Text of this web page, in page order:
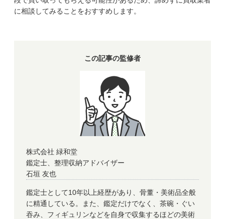
に相談してみることをおすすめします。
この記事の監修者
株式会社 緑和堂
鑑定士、整理収納アドバイザー
石垣 友也
鑑定士として10年以上経歴があり、骨董・美術品全般
に精通している。また、鑑定だけでなく、茶碗・ぐい
吞み、フィギュリンなどを自身で収集するほどの美術